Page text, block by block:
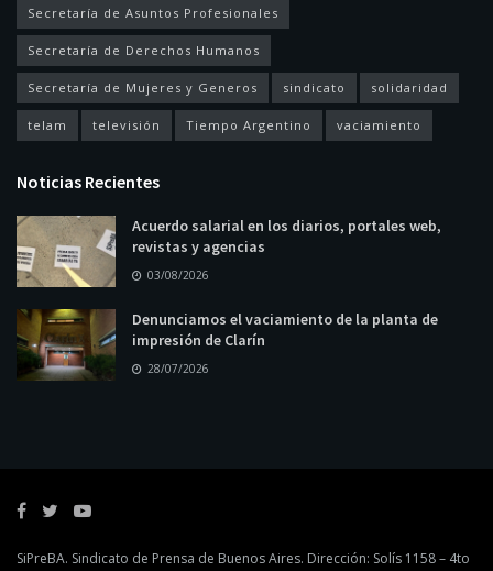
Secretaría de Asuntos Profesionales
Secretaría de Derechos Humanos
Secretaría de Mujeres y Generos sindicato solidaridad
telam televisión Tiempo Argentino vaciamiento
Noticias Recientes
Acuerdo salarial en los diarios, portales web,
revistas y agencias
03/08/2026
Denunciamos el vaciamiento de la planta de
impresión de Clarín
28/07/2026
SiPreBA. Sindicato de Prensa de Buenos Aires. Dirección: Solís 1158 – 4to